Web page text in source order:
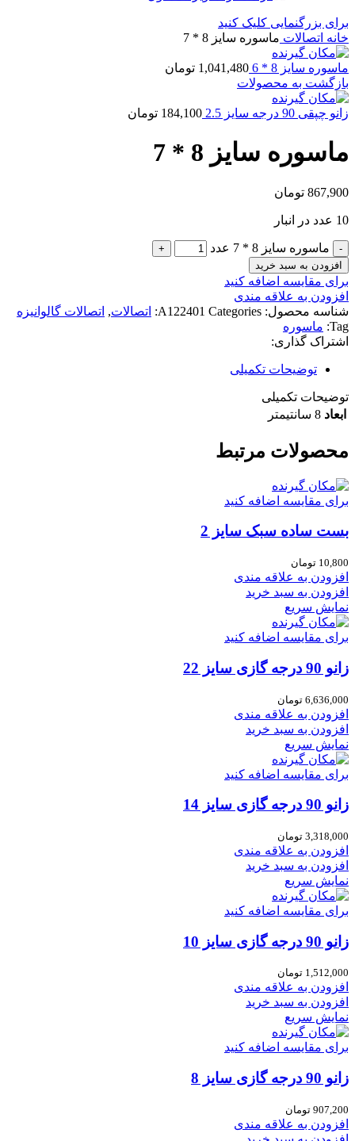
برای بزرگنمایی کلیک کنید
خانه اتصالات ماسوره سایز 8 * 7
ماسوره سایز 8 * 6 1,041,480 تومان
بازگشت به محصولات
زانو چپقی 90 درجه سایز 2.5 184,100 تومان
ماسوره سایز 8 * 7
867,900 تومان
10 عدد در انبار
ماسوره سایز 8 * 7 عدد
افزودن به سبد خرید
برای مقایسه اضافه کنید
افزودن به علاقه مندی
شناسه محصول:
A122401 Categories: اتصالات, اتصالات گالوانیزه
Tag: ماسوره
اشتراک گذاری:
توضیحات تکمیلی
توضیحات تکمیلی
ابعاد 8 سانتیمتر
محصولات مرتبط
برای مقایسه اضافه کنید
بست ساده سبک سایز 2
10,800 تومان
افزودن به علاقه مندی
افزودن به سبد خرید
نمایش سریع
برای مقایسه اضافه کنید
زانو 90 درجه گازی سایز 22
6,636,000 تومان
افزودن به علاقه مندی
افزودن به سبد خرید
نمایش سریع
برای مقایسه اضافه کنید
زانو 90 درجه گازی سایز 14
3,318,000 تومان
افزودن به علاقه مندی
افزودن به سبد خرید
نمایش سریع
برای مقایسه اضافه کنید
زانو 90 درجه گازی سایز 10
1,512,000 تومان
افزودن به علاقه مندی
افزودن به سبد خرید
نمایش سریع
برای مقایسه اضافه کنید
زانو 90 درجه گازی سایز 8
907,200 تومان
افزودن به علاقه مندی